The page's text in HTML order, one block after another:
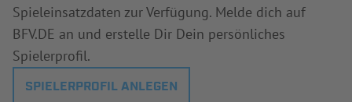
Spieleinsatzdaten zur Verfügung. Melde dich auf
BFV.DE an und erstelle Dir Dein persönliches
Spielerprofil.
SPIELERPROFIL ANLEGEN